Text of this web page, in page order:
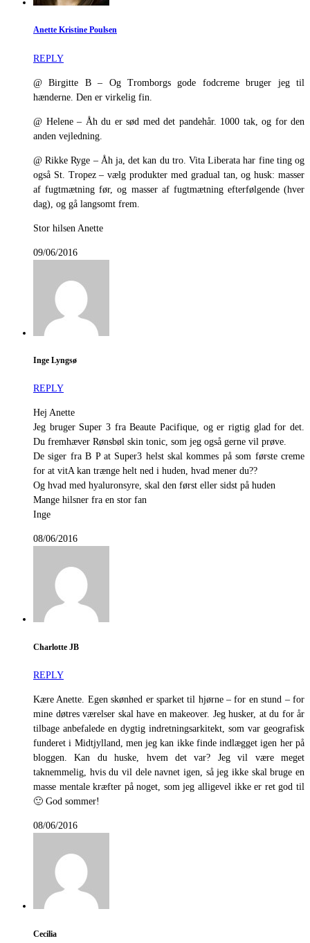
Anette Kristine Poulsen
REPLY
@ Birgitte B – Og Tromborgs gode fodcreme bruger jeg til
hænderne. Den er virkelig fin.
@ Helene – Åh du er sød med det pandehår. 1000 tak, og for den
anden vejledning.
@ Rikke Ryge – Åh ja, det kan du tro. Vita Liberata har fine ting og
også St. Tropez – vælg produkter med gradual tan, og husk: masser
af fugtmætning før, og masser af fugtmætning efterfølgende (hver
dag), og gå langsomt frem.
Stor hilsen Anette
09/06/2016
Inge Lyngsø
REPLY
Hej Anette
Jeg bruger Super 3 fra Beaute Pacifique, og er rigtig glad for det.
Du fremhæver Rønsbøl skin tonic, som jeg også gerne vil prøve.
De siger fra B P at Super3 helst skal kommes på som første creme
for at vitA kan trænge helt ned i huden, hvad mener du??
Og hvad med hyaluronsyre, skal den først eller sidst på huden
Mange hilsner fra en stor fan
Inge
08/06/2016
Charlotte JB
REPLY
Kære Anette. Egen skønhed er sparket til hjørne – for en stund – for
mine døtres værelser skal have en makeover. Jeg husker, at du for år
tilbage anbefalede en dygtig indretningsarkitekt, som var geografisk
funderet i Midtjylland, men jeg kan ikke finde indlægget igen her på
bloggen. Kan du huske, hvem det var? Jeg vil være meget
taknemmelig, hvis du vil dele navnet igen, så jeg ikke skal bruge en
masse mentale kræfter på noget, som jeg alligevel ikke er ret god til
🙂 God sommer!
08/06/2016
Cecilia